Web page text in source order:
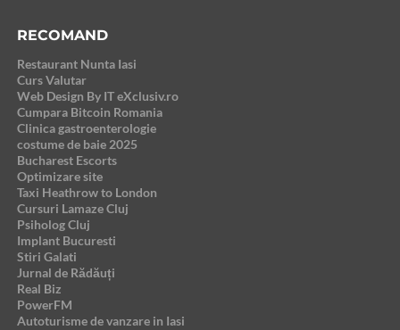
RECOMAND
Restaurant Nunta Iasi
Curs Valutar
Web Design By IT eXclusiv.ro
Cumpara Bitcoin Romania
Clinica gastroenterologie
costume de baie 2025
Bucharest Escorts
Optimizare site
Taxi Heathrow to London
Cursuri Lamaze Cluj
Psiholog Cluj
Implant Bucuresti
Stiri Galati
Jurnal de Rădăuți
Real Biz
PowerFM
Autoturisme de vanzare in Iasi